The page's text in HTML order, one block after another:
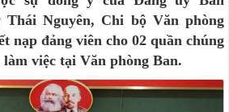
Thái Nguyên, Chi bộ Văn phòng
nạp đảng viên cho 02 quần chúng
việc tại Văn phòng Ban.